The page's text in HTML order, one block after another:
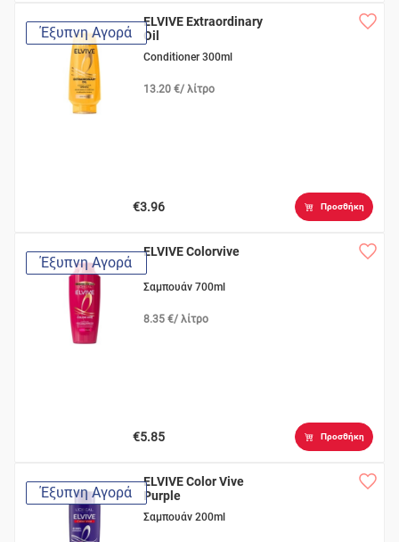
Έξυπνη Αγορά
ELVIVE Extraordinary
Oil
Conditioner 300ml
13.20 €/ λίτρο
€3.96 Προσθήκη
Έξυπνη Αγορά
ELVIVE Colorvive
Σαμπουάν 700ml
8.35 €/ λίτρο
€5.85 Προσθήκη
Έξυπνη Αγορά
ELVIVE Color Vive
Purple
Σαμπουάν 200ml